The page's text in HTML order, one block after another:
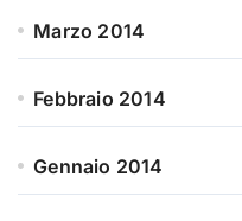
Marzo 2014
Febbraio 2014
Gennaio 2014